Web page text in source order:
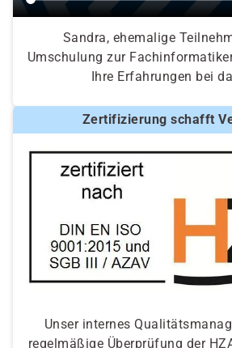
Sandra, ehemalige
Umschulung zur
Ihre Erfahrungen bei
Zertifizierung schafft
Unser internes
regelmäßige Überprüfung der